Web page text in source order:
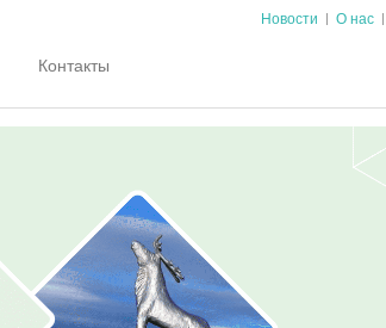
Новости О нас
Контакты